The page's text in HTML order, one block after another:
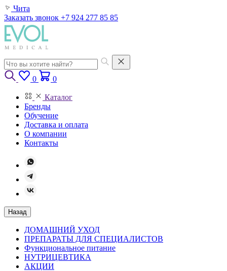
Чита
Заказать звонок +7 924 277 85 85
0 0
Каталог
Бренды
Обучение
Доставка и оплата
О компании
Контакты
Назад
ДОМАШНИЙ УХОД
ПРЕПАРАТЫ ДЛЯ СПЕЦИАЛИСТОВ
Функциональное питание
НУТРИЦЕВТИКА
АКЦИИ